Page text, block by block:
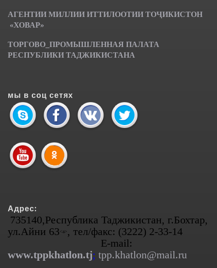
АГЕНТИИ МИЛЛИИ ИТТИЛООТИИ ТОҶИКИСТОН
«ХОВАР»
ТОРГОВО_ПРОМЫШЛЕННАЯ ПАЛАТА
РЕСПУБЛИКИ ТАДЖИКИСТАНА
мы в соц сетях
Адрес:
735140,Республика Таджикистан, г.Бохтар,
ул.Айни 63<а>, тел/факс: (3222) 2-33-14
E-mail:
www.tppkhatlon.tj; tpp.khatlon@mail.ru